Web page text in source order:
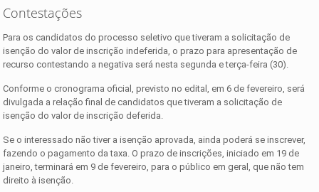
Contestações
Para os candidatos do processo seletivo que tiveram a solicitação de
isenção do valor de inscrição indeferida, o prazo para apresentação de
recurso contestando a negativa será nesta segunda e terça-feira (30).
Conforme o cronograma oficial, previsto no edital, em 6 de fevereiro, será
divulgada a relação final de candidatos que tiveram a solicitação de
isenção do valor de inscrição deferida.
Se o interessado não tiver a isenção aprovada, ainda poderá se inscrever,
fazendo o pagamento da taxa. O prazo de inscrições, iniciado em 19 de
janeiro, terminará em 9 de fevereiro, para o público em geral, que não tem
direito à isenção.